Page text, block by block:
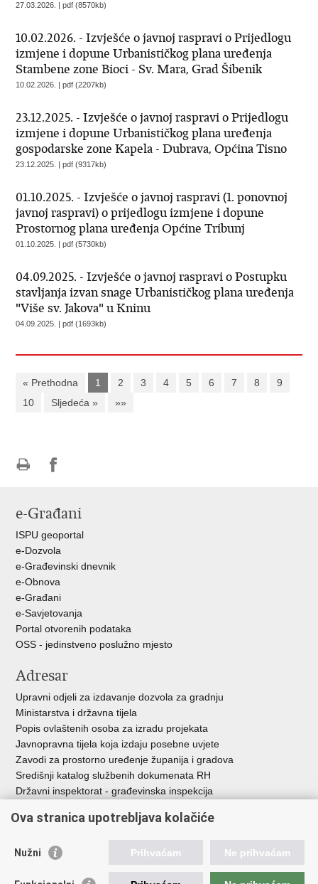
27.03.2026. | pdf (8570kb)
10.02.2026. - Izvješće o javnoj raspravi o Prijedlogu
izmjene i dopune Urbanističkog plana uređenja
Stambene zone Bioci - Sv. Mara, Grad Šibenik
10.02.2026. | pdf (2207kb)
23.12.2025. - Izvješće o javnoj raspravi o Prijedlogu
izmjene i dopune Urbanističkog plana uređenja
gospodarske zone Kapela - Dubrava, Općina Tisno
23.12.2025. | pdf (9317kb)
01.10.2025. - Izvješće o javnoj raspravi (1. ponovnoj
javnoj raspravi) o prijedlogu izmjene i dopune
Prostornog plana uređenja Općine Tribunj
01.10.2025. | pdf (5730kb)
04.09.2025. - Izvješće o javnoj raspravi o Postupku
stavljanja izvan snage Urbanističkog plana uređenja
"Više sv. Jakova" u Kninu
04.09.2025. | pdf (1693kb)
« Prethodna 1 2 3 4 5 6 7 8
9
10
Sljedeća » »»
FacebookuTwitteru
e-Građani
ISPU geoportal
e-Dozvola
e-Građevinski dnevnik
e-Obnova
e-Građani
e-Savjetovanja
Portal otvorenih podataka
OSS - jedinstveno poslužno mjesto
Adresar
Upravni odjeli za izdavanje dozvola za gradnju
Ministarstva i državna tijela
Popis ovlaštenih osoba za izradu projekata
Javnopravna tijela koja izdaju posebne uvjete
Zavodi za prostorno uređenje županija i gradova
Središnji katalog službenih dokumenata RH
Državni inspektorat - građevinska inspekcija
Vlada Republike Hrvatske
Ova stranica upotrebljava kolačiće
Nužni Prihvaćam Ne prihvaćam